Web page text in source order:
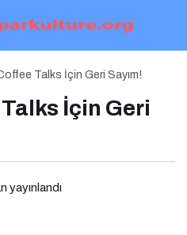
Talks İçin Geri Sayım!
İçin Geri
yayınlandı
İçin Yeni Bir Fırsat